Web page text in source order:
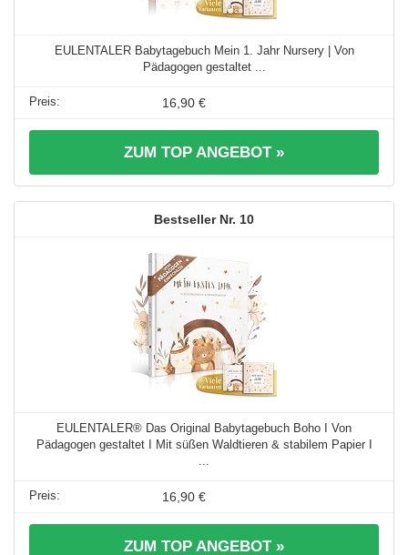
EULENTALER Babytagebuch Mein 1. Jahr Nursery | Von
Pädagogen gestaltet ...
16,90 €
ZUM TOP ANGEBOT »
10
EULENTALER® Das Original Babytagebuch Boho I Von
Pädagogen gestaltet I Mit süßen Waldtieren & stabilem Papier I
...
16,90 €
ZUM TOP ANGEBOT »